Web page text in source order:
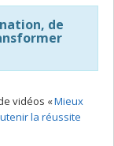
de
vidéos «Mieux
la réussite